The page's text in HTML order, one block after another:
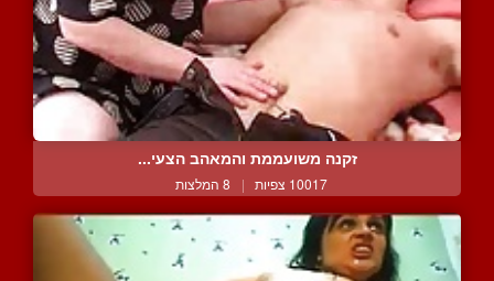
זקנה משועממת והמאהב הצעי...
10017 צפיות | 8 המלצות